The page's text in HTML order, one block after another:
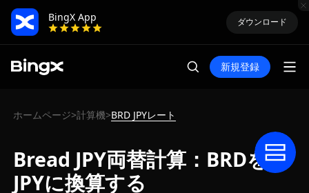
BingX App
ダウンロード
新規登録
ホームページ>計算機>BRD JPYレート
Bread JPY両替計算：BRDを
JPYに換算する